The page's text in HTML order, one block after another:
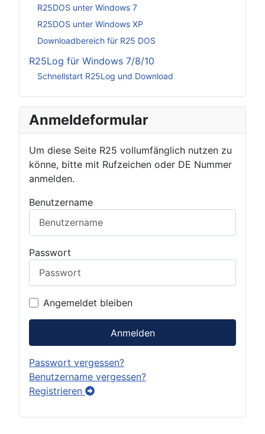
R25DOS unter Windows 7
R25DOS unter Windows XP
Downloadbereich für R25 DOS
R25Log für Windows 7/8/10
Schnellstart R25Log und Download
Anmeldeformular
Um diese Seite R25 vollumfänglich nutzen zu
könne, bitte mit Rufzeichen oder DE Nummer
anmelden.
Benutzername
Passwort
Angemeldet bleiben
Anmelden
Passwort vergessen?
Benutzername vergessen?
Registrieren